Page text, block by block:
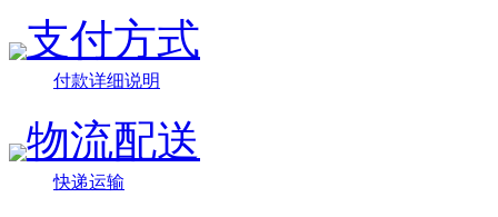
支付方式
付款详细说明
物流配送
快递运输